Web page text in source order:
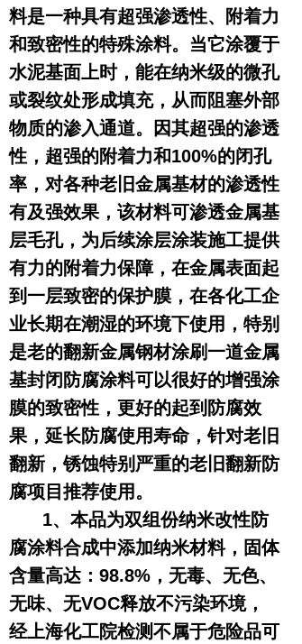
料是一种具有超强渗透性、附着力
和致密性的特殊涂料。当它涂覆于
水泥基面上时，能在纳米级的微孔
或裂纹处形成填充，从而阻塞外部
物质的渗入通道。因其超强的渗透
性，超强的附着力和100%的闭孔
率，对各种老旧金属基材的渗透性
有及强效果，该材料可渗透金属基
层毛孔，为后续涂层涂装施工提供
有力的附着力保障，在金属表面起
到一层致密的保护膜，在各化工企
业长期在潮湿的环境下使用，特别
是老的翻新金属钢材涂刷一道金属
基封闭防腐涂料可以很好的增强涂
膜的致密性，更好的起到防腐效
果，延长防腐使用寿命，针对老旧
翻新，锈蚀特别严重的老旧翻新防
腐项目推荐使用。
1、本品为双组份纳米改性防
腐涂料合成中添加纳米材料，固体
含量高达：98.8%，无毒、无色、
无味、无VOC释放不污染环境，
经上海化工院检测不属于危险品可